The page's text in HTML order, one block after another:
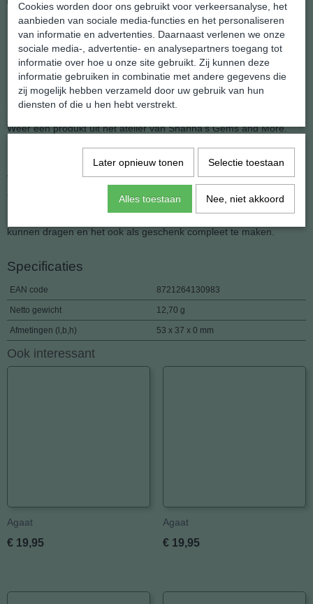
Natuurlijke Agaat Hanger (groot)
Hoe zomers wil je het hebben. Thuis of op vakantie loop je er
modieus bij met deze serie grote Agaat hangers in zomerse
kleuren.
Weer een produkt uit het atelier van Shanna's Gems and More.
Afmeting: 3.7 x 5.3 cm.
kunnen dragen en het ook als geschenk compleet te maken.
Specificaties
EAN code 8721264130983
Netto gewicht 12,70 g
Afmetingen (l,b,h) 53 x 37 x 0 mm
Ook interessant
Agaat
€ 19,95
Agaat
€ 19,95
Cookies worden door ons gebruikt voor verkeersanalyse, het
aanbieden van sociale media-functies en het personaliseren
van informatie en advertenties. Daarnaast verlenen we onze
sociale media-, advertentie- en analysepartners toegang tot
informatie over hoe u onze site gebruikt. Zij kunnen deze
informatie gebruiken in combinatie met andere gegevens die
zij mogelijk hebben verzameld door uw gebruik van hun
diensten of die u hen hebt verstrekt.
Later opnieuw tonen Selectie toestaan
Alles toestaan Nee, niet akkoord